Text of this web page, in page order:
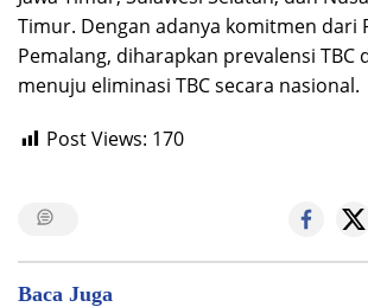
Timur. Dengan adanya komitmen dari
Pemalang, diharapkan prevalensi TBC
menuju eliminasi TBC secara nasional.
Post Views: 170
Baca Juga